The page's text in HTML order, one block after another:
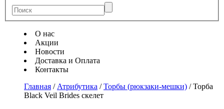
О нас
Акции
Новости
Доставка и Оплата
Контакты
Главная / Атрибутика /Торбы (рюкзаки-мешки) /Торба
Black Veil Brides скелет